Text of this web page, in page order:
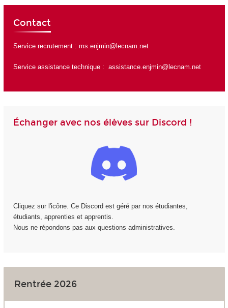
Contact
Service recrutement : ms.enjmin@lecnam.net
Service assistance technique : assistance.enjmin@lecnam.net
Échanger avec nos élèves sur Discord !
Cliquez sur l'icône. Ce Discord est géré par nos étudiantes,
étudiants, apprenties et apprentis.
Nous ne répondons pas aux questions administratives.
Rentrée 2026